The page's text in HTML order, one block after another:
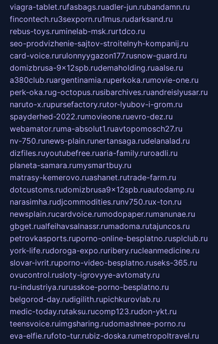
viagra-tablet.rufasbags.ruadler-jun.rubandamn.ru
fincontech.ru3sexporn.ru1mus.rudarksand.ru
rebus-toys.ruminelab-msk.rurtdco.ru
seo-prodvizhenie-sajtov-stroitelnyh-kompanij.ru
card-voice.rurulonnyygazon177.rusnow-guard.ru
domizbrusa-9x12spb.rudemaholding.ruaalse.ru
a380club.ruargentinamia.ruperkoka.rumovie-one.ru
perk-oka.rug-octopus.rusibarchives.ruandreislyusar.ru
naruto-x.rupursefactory.rutor-lyubov-i-grom.ru
spayderhed-2022.rumovieone.ruevro-dez.ru
webamator.ruma-absolut1.ruavtopomosch27.ru
nv-750.runews-plain.runertansaga.rudelanalad.ru
dizfiles.ruyoutubefree.ruaria-family.ruroadli.ru
planeta-samara.rumysmartbuy.ru
matrasy-kemerovo.ruashanet.rutrade-farm.ru
dotcustoms.rudomizbrusa9x12spb.ruautodamp.ru
narasimha.rudjcommodities.runv750.rux-ton.ru
newsplain.rucardvoice.rumodopaper.rumanunae.ru
gbget.rualfeihavsalnassr.rumadoma.rutajuncos.ru
petrovkasports.ruporno-online-besplatno.rusplclub.ru
york-life.rudoroga-expo.ruribery.rucleanmedicine.ru
slovar-ivrit.ruporno-video-besplatno.ruseks-365.ru
ovucontrol.rusloty-igrovyye-avtomaty.ru
ru-industriya.rurusskoe-porno-besplatno.ru
belgorod-day.rudigilith.rupichkurovlab.ru
medic-today.rutaksu.rucomp123.rudon-ykt.ru
teensvoice.ruimgsharing.rudomashnee-porno.ru
eva-elfie.rufoto-tur.rubiz-doska.rumetropoltravel.ru